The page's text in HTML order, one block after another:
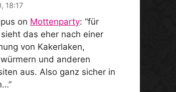
18:17
on Mottenparty: “für
das eher nach einer
von Kakerlaken,
und anderen
aus. Also ganz sicher in
”